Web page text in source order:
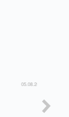
05.08.2026